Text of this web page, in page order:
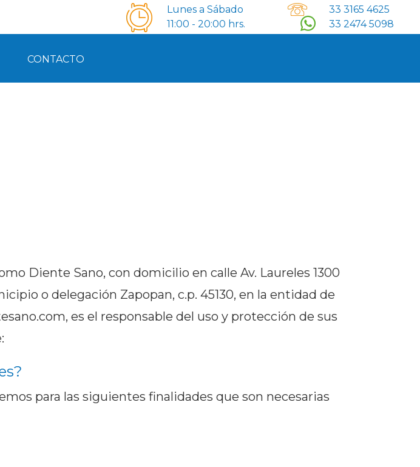
Lunes a Sábado
11:00 - 20:00 hrs.
33 3165 4625
33 2474 5098
CONTACTO
Diente Sano, con domicilio en calle Av. Laureles 1300
o delegación Zapopan, c.p. 45130, en la entidad de
es el responsable del uso y protección de sus
para las siguientes finalidades que son necesarias